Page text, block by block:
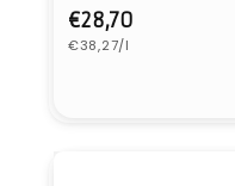
Normale
prijs
€28,70
Eenheidsprijs
€38,27/l